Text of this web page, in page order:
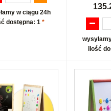
w ciągu 24h
dostępna: 1 *
ilość